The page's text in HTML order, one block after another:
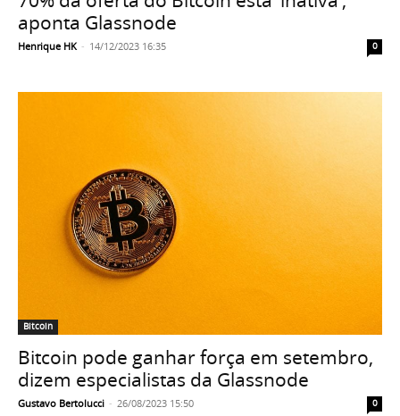
aponta Glassnode
Henrique HK - 14/12/2023 16:35 0
Bitcoin
Bitcoin pode ganhar força em setembro,
dizem especialistas da Glassnode
Gustavo Bertolucci - 26/08/2023 15:50 0